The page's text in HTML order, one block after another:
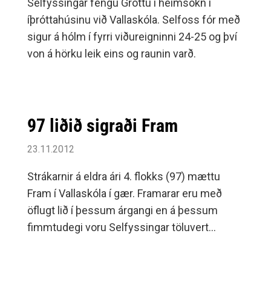
Selfyssingar fengu Gróttu í heimsókn í
íþróttahúsinu við Vallaskóla. Selfoss fór með
sigur á hólm í fyrri viðureigninni 24-25 og því
von á hörku leik eins og raunin varð.
97 liðið sigraði Fram
23.11.2012
Strákarnir á eldra ári 4. flokks (97) mættu
Fram í Vallaskóla í gær. Framarar eru með
öflugt lið í þessum árgangi en á þessum
fimmtudegi voru Selfyssingar töluvert